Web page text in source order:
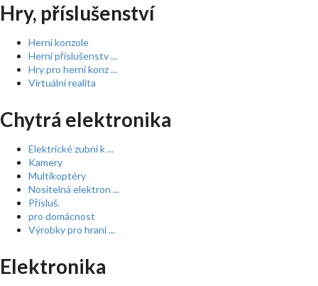
Hry, příslušenství
Herní konzole
Herní příslušenstv ...
Hry pro herní konz ...
Virtuální realita
Chytrá elektronika
Elektrické zubní k ...
Kamery
Multikoptéry
Nositelná elektron ...
Přísluš.
pro domácnost
Výrobky pro hraní ...
Elektronika